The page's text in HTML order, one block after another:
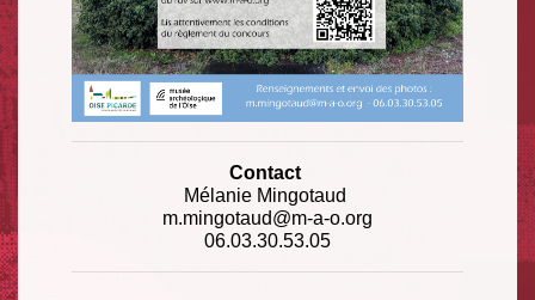
Contact
Mélanie Mingotaud
m.mingotaud@m-a-o.org
​​​​​​​06.03.30.53.05